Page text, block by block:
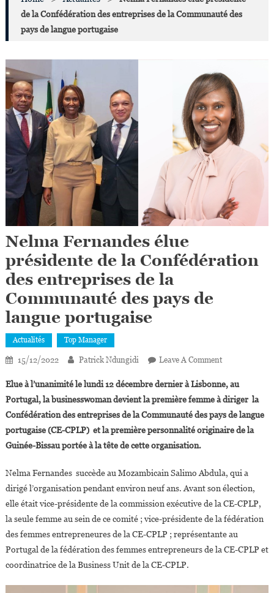
de la Confédération des entreprises de la Communauté des
pays de langue portugaise
Nelma Fernandes élue
présidente de la Confédération
des entreprises de la
Communauté des pays de
langue portugaise
Actualités Top Manager
15/12/2022 Patrick Ndungidi Leave A CommentOn
Fernandes
Élue
Présidente
De
Des
Entreprises
De
La
Langue
Elue à l’unanimité le lundi 12 décembre dernier à Lisbonne, au
Portugal, la businesswoman devient la première femme à diriger la
Confédération des entreprises de la Communauté des pays de langue
portugaise (CE-CPLP) et la première personnalité originaire de la
Guinée-Bissau portée à la tête de cette organisation.
Nelma Fernandes succède au Mozambicain Salimo Abdula, qui a
dirigé l’organisation pendant environ neuf ans. Avant son élection,
elle était vice-présidente de la commission exécutive de la CE-CPLP,
la seule femme au sein de ce comité ; vice-présidente de la fédération
des femmes entrepreneures de la CE-CPLP ; représentante au
Portugal de la fédération des femmes entrepreneurs de la CE-CPLP et
coordinatrice de la Business Unit de la CE-CPLP.